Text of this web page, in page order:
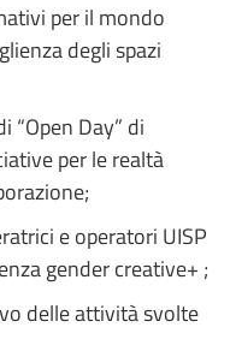
per il mondo
deglispazi
“Open Day” di
per le realtà
e operatori UISP
gender creative+ ;
delle attività svolte